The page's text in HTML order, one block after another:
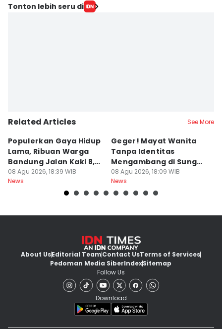
Editor
Tonton lebih seru di
Related Articles See More
Populerkan Gaya Hidup
Lama, Ribuan Warga
Bandung Jalan Kaki 8,8
Km
08 Agu 2026, 18:39 WIB
News
Geger! Mayat Wanita
Tanpa Identitas
Mengambang di Sungai
Cibatu
08 Agu 2026, 18:09 WIB
News
About UsEditorial TeamContact UsTerms of Services
Pedoman Media SiberIndexSitemap
Follow Us
Download